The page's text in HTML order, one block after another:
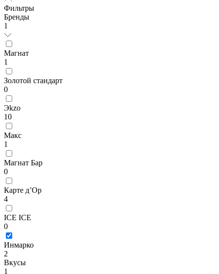
Фильтры
Бренды
1
Магнат
1
Золотой стандарт
0
Эkzо
10
Макс
1
Магнат Бар
0
Карте д’Ор
4
ICE ICE
0
Инмарко
2
Вкусы
1